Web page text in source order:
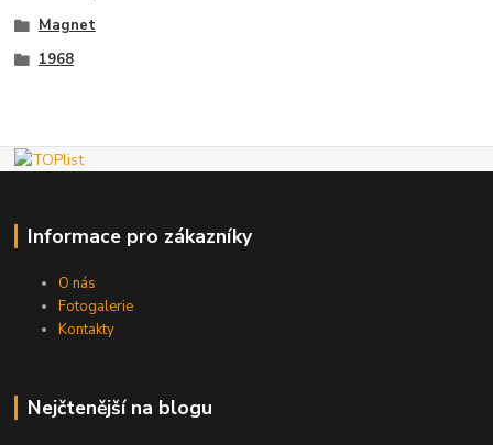
Magnet
1968
Informace pro zákazníky
O nás
Fotogalerie
Kontakty
Nejčtenější na blogu